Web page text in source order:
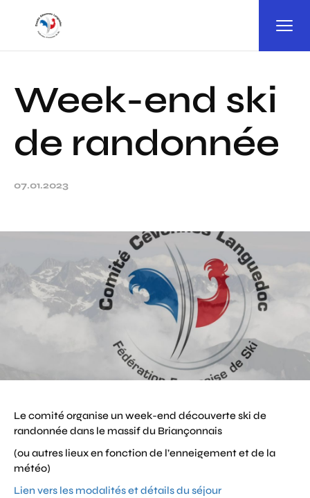
Week-end ski
de randonnée
07.01.2023
Le comité organise un week-end découverte ski de
randonnée dans le massif du Briançonnais
(ou autres lieux en fonction de l’enneigement et de la
météo)
Lien vers les modalités et détails du séjour